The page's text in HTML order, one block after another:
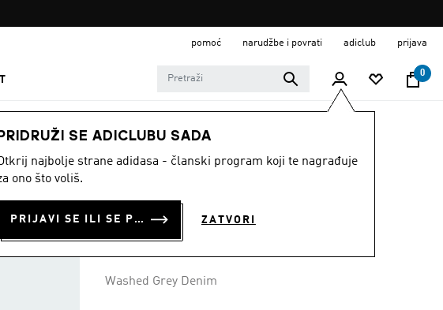
pomoć narudžbe i povrati adiclub prijava
0
PRIDRUŽI SE ADICLUBU SADA
najbolje strane adidasa - članski program koji te nagrađuje
ono što voliš.
PRIJAVI SE ILI SE PRIDRUŽI SADA ZATVORI
DJECA Odjeća
TRAPER SUKNJA
€ 22.80
€ 20.00 Posljednja najniža cijena
Cijena umanjena od
za
Washed Grey Denim